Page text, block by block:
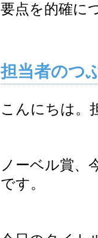
要点を的確に
担当者のつ
こんにちは。
ノーベル賞、
です。